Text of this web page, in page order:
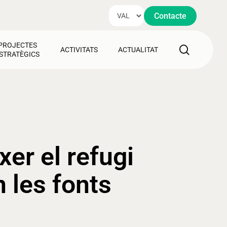
Contacte
ACTIVITATS ACTUALITAT
el refugi
les fonts